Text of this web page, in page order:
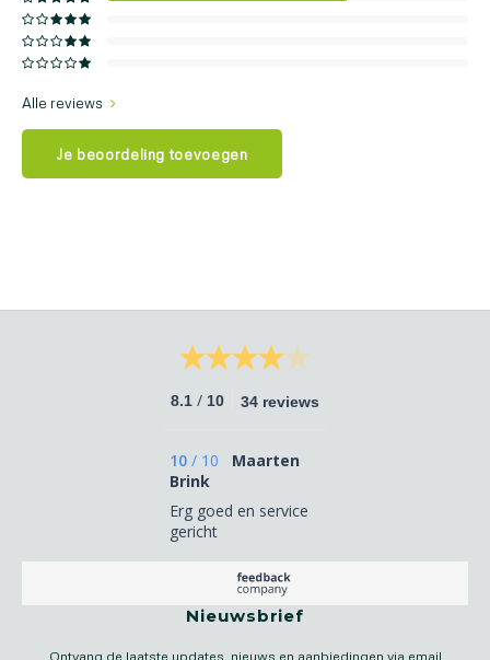
Alle reviews
Je beoordeling toevoegen
Nieuwsbrief
Ontvang de laatste updates, nieuws en aanbiedingen via email
8.1 / 10 34 reviews
10 / 10
Maarten
Brink
Erg goed en service
gericht